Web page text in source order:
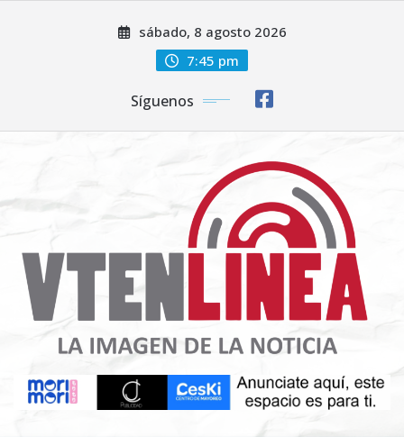
sábado, 8 agosto 2026
7:45 pm
Síguenos